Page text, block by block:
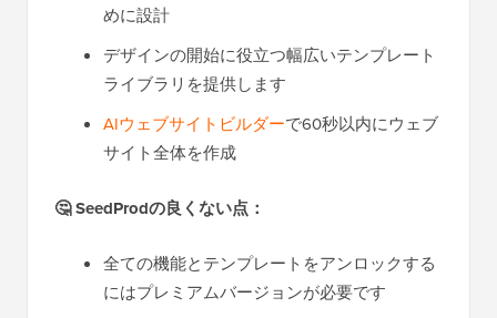
めに設計
デザインの開始に役立つ幅広いテンプレート
ライブラリを提供します
AIウェブサイトビルダーで60秒以内にウェブ
サイト全体を作成
🤔SeedProdの良くない点：
全ての機能とテンプレートをアンロックする
にはプレミアムバージョンが必要です